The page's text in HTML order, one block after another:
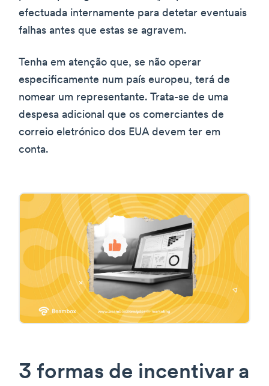
efectuada internamente para detetar eventuais
falhas antes que estas se agravem.
Tenha em atenção que, se não operar
especificamente num país europeu, terá de
nomear um representante. Trata-se de uma
despesa adicional que os comerciantes de
correio eletrónico dos EUA devem ter em
conta.
3 formas de incentivar a